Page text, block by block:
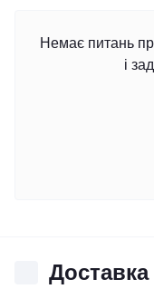
Немає питань
і